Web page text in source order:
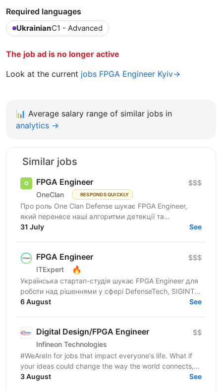
Required languages
UkrainianC1 - Advanced
The job ad is no longer active
Look at the current jobs FPGA Engineer Kyiv→
📊 Average salary range of similar jobs in
analytics →
Similar jobs
FPGA Engineer
OneClan RESPONDS QUICKLY
$$$
Про роль One Clan Defense шукає FPGA Engineer,
який перенесе наші алгоритми детекції та
класифікації сигналів із програмних прототипів у
31 July See
FPGA Engineer
ITExpert 🔥
$$$
Українська стартап-студія шукає FPGA Engineer для
роботи над рішеннями у сфері DefenseTech, SIGINT
та радіоелектронної боротьби. Компанія створює
6 August See
Digital Design/FPGA Engineer
Infineon Technologies
$$
#WeAreIn for jobs that impact everyone's life. What if
your ideas could change the way the world connects,
powers up, or thinks? As a Digital Design/FPGA...
3 August See